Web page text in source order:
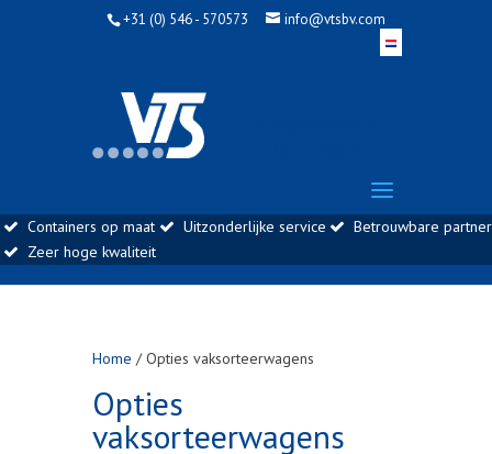
+31 (0) 546 - 570573 info@vtsbv.com
Containers op maat Uitzonderlijke service
Betrouwbare partner
Zeer hoge kwaliteit
Home / Opties vaksorteerwagens
Opties
vaksorteerwagens